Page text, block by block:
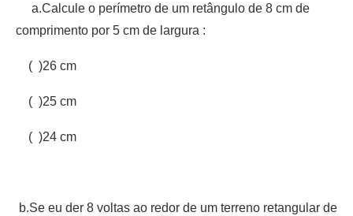
a.Calcule o perímetro de um retângulo de 8 cm de
comprimento por 5 cm de largura :
( )26 cm
( )25 cm
( )24 cm
b.Se eu der 8 voltas ao redor de um terreno retangular de